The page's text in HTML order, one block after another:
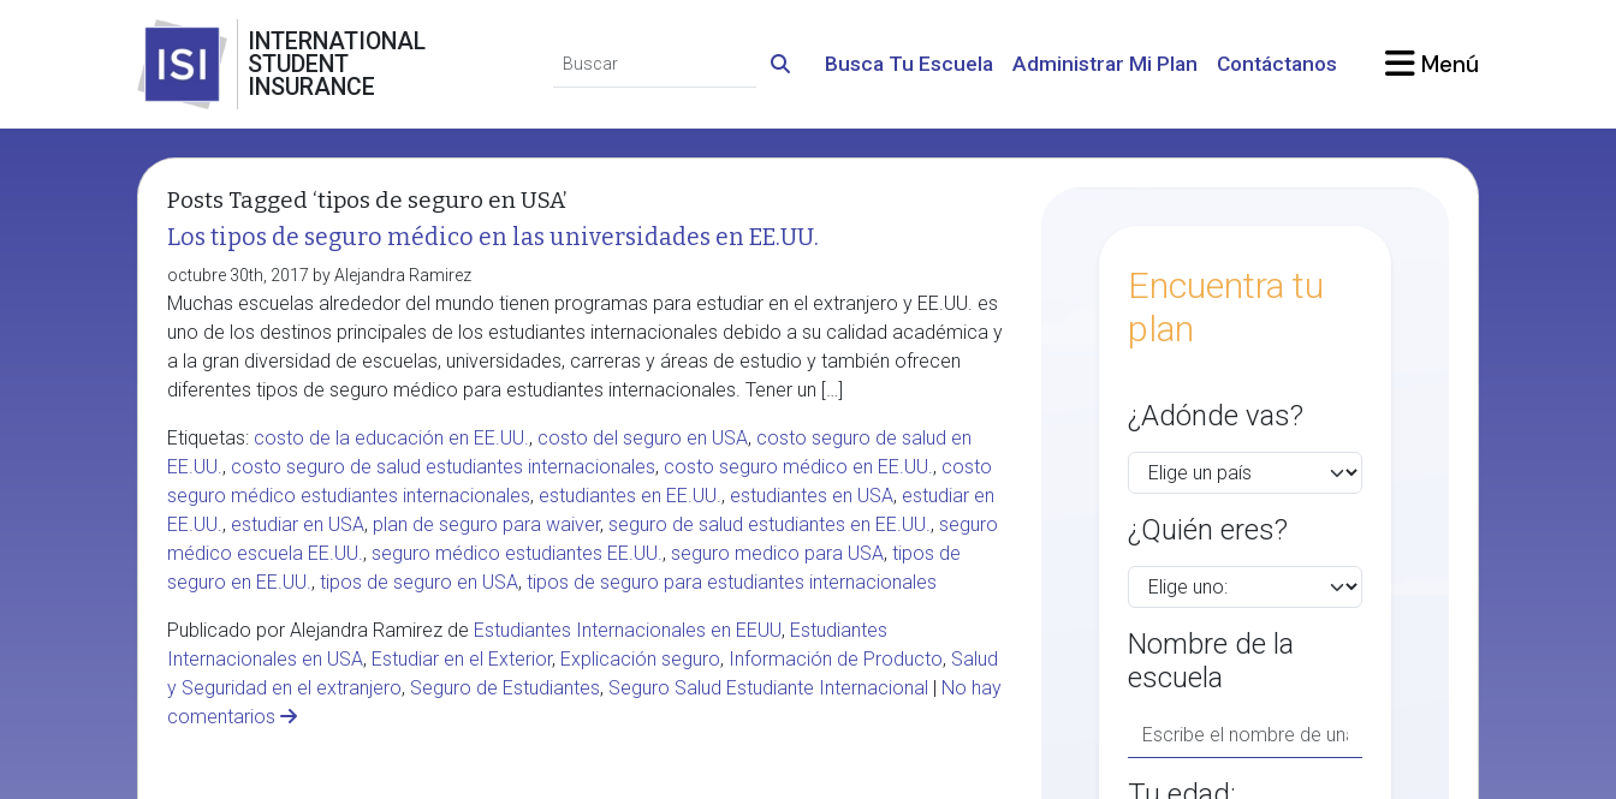
INTERNATIONAL
STUDENT
INSURANCE
Busca Tu Escuela Administrar Mi Plan Contáctanos Menú
Posts Tagged ‘tipos de seguro en USA’
Los tipos de seguro médico en las universidades en EE.UU.
octubre 30th, 2017 by Alejandra Ramirez
Muchas escuelas alrededor del mundo tienen programas para estudiar en el extranjero y EE.UU. es
uno de los destinos principales de los estudiantes internacionales debido a su calidad académica y
a la gran diversidad de escuelas, universidades, carreras y áreas de estudio y también ofrecen
diferentes tipos de seguro médico para estudiantes internacionales. Tener un […]
Etiquetas: costo de la educación en EE.UU., costo del seguro en USA, costo seguro de salud en
EE.UU., costo seguro de salud estudiantes internacionales, costo seguro médico en EE.UU., costo
seguro médico estudiantes internacionales, estudiantes en EE.UU., estudiantes en USA, estudiar en
EE.UU., estudiar en USA, plan de seguro para waiver, seguro de salud estudiantes en EE.UU., seguro
médico escuela EE.UU., seguro médico estudiantes EE.UU., seguro medico para USA, tipos de
seguro en EE.UU., tipos de seguro en USA, tipos de seguro para estudiantes internacionales
Publicado por Alejandra Ramirez de Estudiantes Internacionales en EEUU, Estudiantes
Internacionales en USA, Estudiar en el Exterior, Explicación seguro, Información de Producto, Salud
y Seguridad en el extranjero, Seguro de Estudiantes, Seguro Salud Estudiante Internacional | No hay
comentarios
Encuentra tu
plan
¿Adónde vas?
¿Quién eres?
Nombre de la
escuela